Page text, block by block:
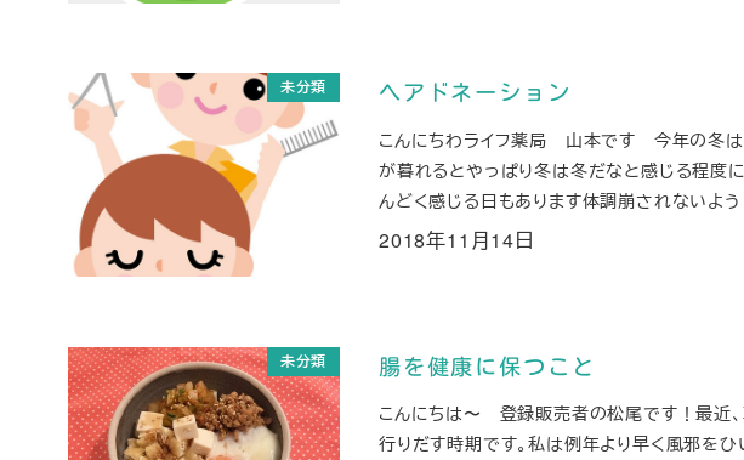
未分類 ヘアドネーション
こんにちわライフ薬局 山本です 今年の冬は
が暮れるとやっぱり冬は冬だなと感じる程
んどく感じる日もあります体調崩されないよ
投稿日
2018年11月14日
未分類 腸を健康に保つこと
こんにちは〜 登録販売者の松尾です！最近
行りだす時期です。私は例年より早く風邪を